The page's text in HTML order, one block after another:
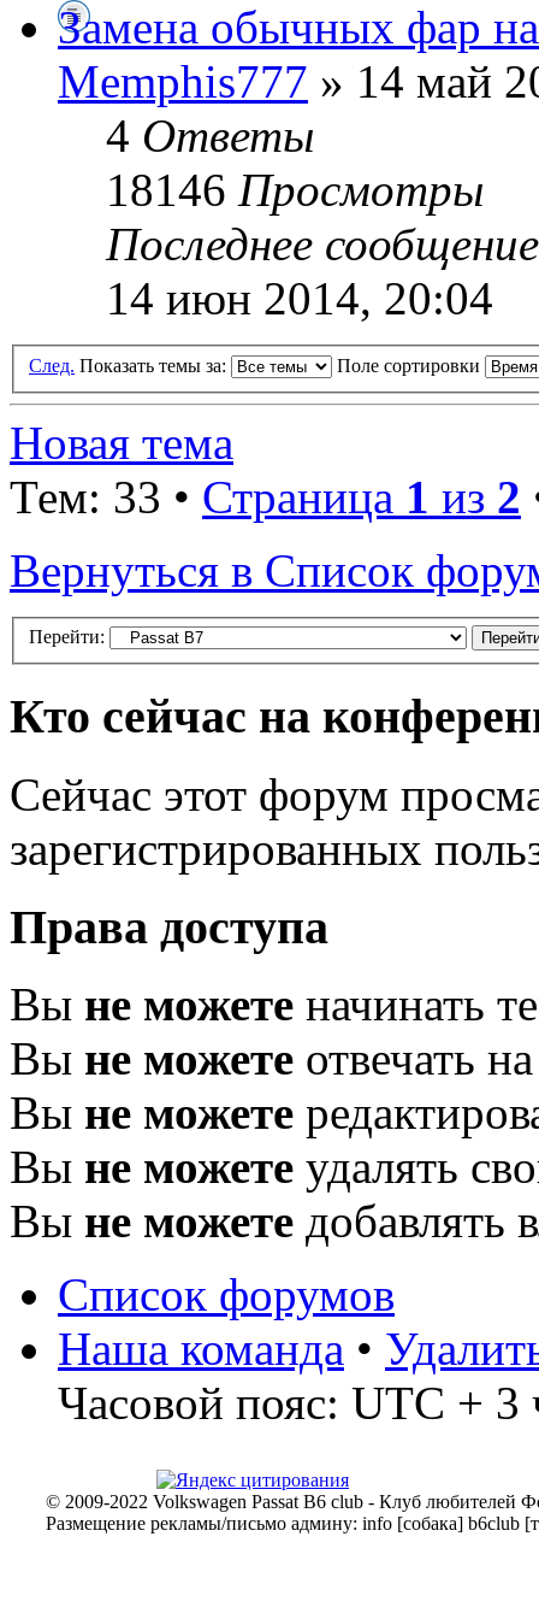
Замена обычных фар
Memphis777 » 14 май
4 Ответы
18146 Просмотры
Последнее
14 июн 2014, 20:04
След. Показать темы за: Поле сортировки
Новая тема
Тем: 33 • Страница 1 из 2
Вернуться в Список
Перейти:
Кто сейчас на
Сейчас этот форум
зарегистрированных
Права доступа
Вы не можете начинать
Вы не можете отвечать
Вы не можете
Вы не можете удалять
Вы не можете добавлять
Список форумов
Наша команда •
Часовой пояс: UTC + 3
© 2009-2022 Volkswagen Passat B6 club - Клуб любителей
Размещение рекламы/письмо админу: info [собака] b6club